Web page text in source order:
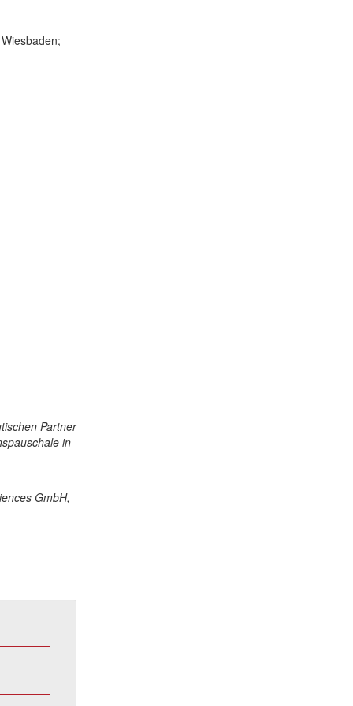
Partner
in
GmbH,